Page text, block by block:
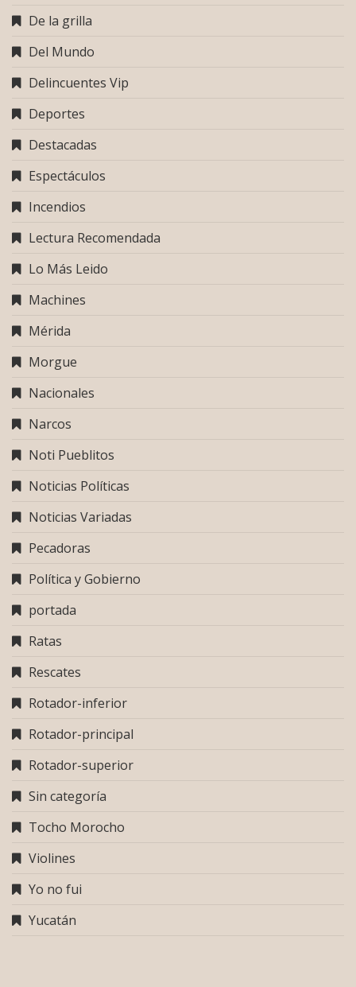
De la grilla
Del Mundo
Delincuentes Vip
Deportes
Destacadas
Espectáculos
Incendios
Lectura Recomendada
Lo Más Leido
Machines
Mérida
Morgue
Nacionales
Narcos
Noti Pueblitos
Noticias Políticas
Noticias Variadas
Pecadoras
Política y Gobierno
portada
Ratas
Rescates
Rotador-inferior
Rotador-principal
Rotador-superior
Sin categoría
Tocho Morocho
Violines
Yo no fui
Yucatán